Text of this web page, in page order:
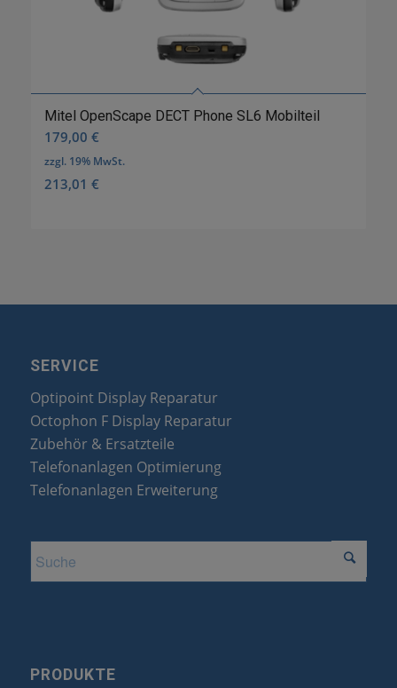
Mitel OpenScape DECT Phone SL6 Mobilteil
179,00 €
zzgl. 19% MwSt.
213,01 €
SERVICE
Optipoint Display Reparatur
Octophon F Display Reparatur
Zubehör & Ersatzteile
Telefonanlagen Optimierung
Telefonanlagen Erweiterung
PRODUKTE